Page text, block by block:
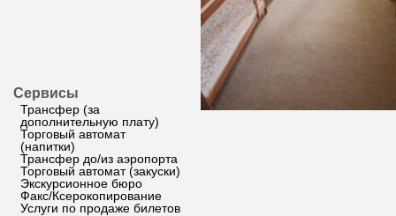
Сервисы
Трансфер (за
дополнительную плату)
Торговый автомат
(напитки)
Трансфер до/из аэропорта
Торговый автомат (закуски)
Экскурсионное бюро
Факс/Ксерокопирование
Услуги по продаже билетов